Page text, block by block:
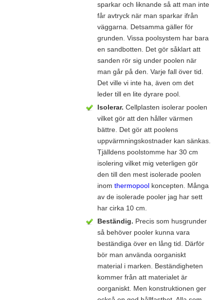
sparkar och liknande så att man inte
får avtryck när man sparkar ifrån
väggarna. Detsamma gäller för
grunden. Vissa poolsystem har bara
en sandbotten. Det gör såklart att
sanden rör sig under poolen när
man går på den. Varje fall över tid.
Det ville vi inte ha, även om det
leder till en lite dyrare pool.
Isolerar. Cellplasten isolerar poolen
vilket gör att den håller värmen
bättre. Det gör att poolens
uppvärmningskostnader kan sänkas.
Tjälldens poolstomme har 30 cm
isolering vilket mig veterligen gör
den till den mest isolerade poolen
inom thermopool koncepten. Många
av de isolerade pooler jag har sett
har cirka 10 cm.
Beständig. Precis som husgrunder
så behöver pooler kunna vara
beständiga över en lång tid. Därför
bör man använda oorganiskt
material i marken. Beständigheten
kommer från att materialet är
oorganiskt. Men konstruktionen ger